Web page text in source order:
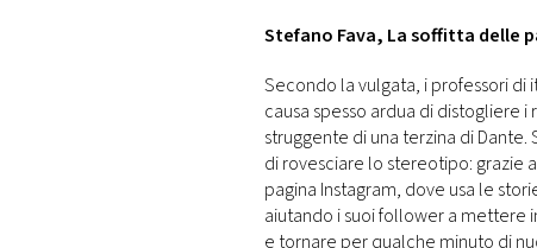
Stefano Fava, La soffitta delle
Secondo la vulgata, i professori
causa spesso ardua di distogliere
struggente di una terzina di Dante.
di rovesciare lo stereotipo: grazie
pagina Instagram, dove usa le
aiutando i suoi follower a mettere
e tornare per qualche minuto di